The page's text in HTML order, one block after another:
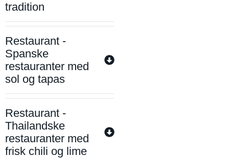
tradition
Restaurant -
Spanske
restauranter med
sol og tapas
Restaurant -
Thailandske
restauranter med
frisk chili og lime